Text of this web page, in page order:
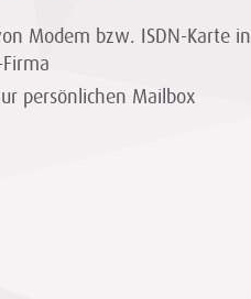
Modem bzw. ISDN-Karte in
persönlichen Mailbox